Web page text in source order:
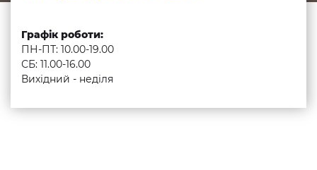
Графік роботи:
ПН-ПТ: 10.00-19.00
СБ: 11.00-16.00
Вихідний - неділя